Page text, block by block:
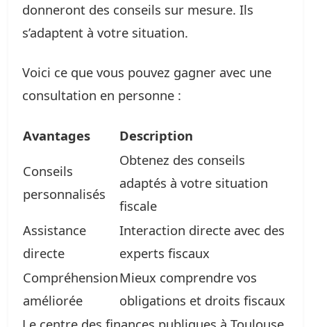
donneront des conseils sur mesure. Ils
s’adaptent à votre situation.
Voici ce que vous pouvez gagner avec une
consultation en personne :
Avantages Description
Conseils
personnalisés
Obtenez des conseils
adaptés à votre situation
fiscale
Assistance
directe
Interaction directe avec des
experts fiscaux
Compréhension
améliorée
Mieux comprendre vos
obligations et droits fiscaux